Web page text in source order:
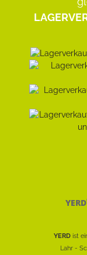
YERD
YERD ist
Lahr -